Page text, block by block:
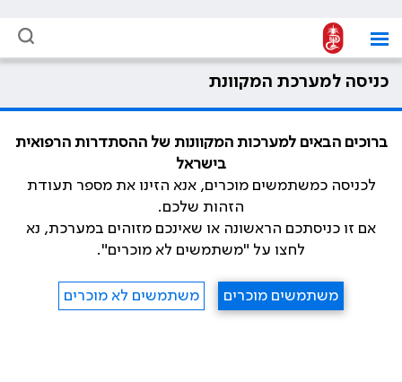
כניסה למערכת המקוונת
ברוכים הבאים למערכות המקוונות של ההסתדרות הרפואית
בישראל
לכניסה כמשתמשים מוכרים, אנא הזינו את מספר תעודת
הזהות שלכם.
אם זו כניסתכם הראשונה או שאינכם מזוהים במערכת, נא
לחצו על "משתמשים לא מוכרים".
משתמשים מוכרים משתמשים לא מוכרים